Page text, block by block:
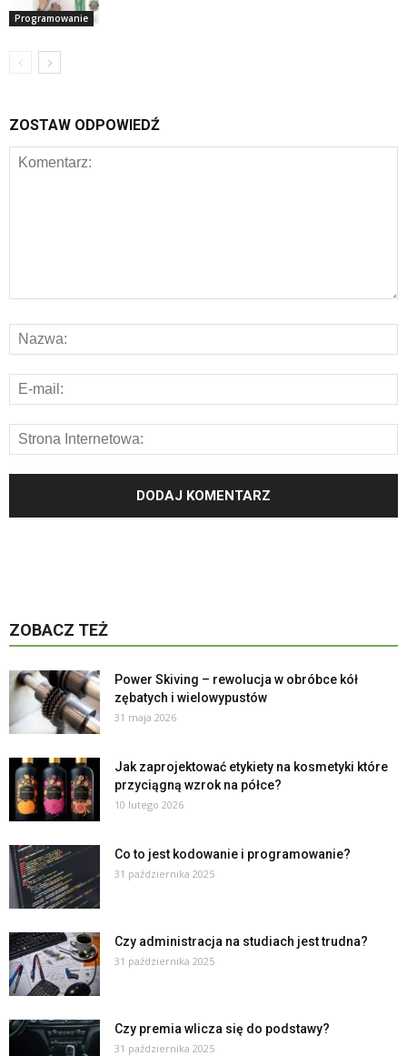
Programowanie
ZOSTAW ODPOWIEDŹ
ZOBACZ TEŻ
Power Skiving – rewolucja w obróbce kół
zębatych i wielowypustów
31 maja 2026
Jak zaprojektować etykiety na kosmetyki które
przyciągną wzrok na półce?
10 lutego 2026
Co to jest kodowanie i programowanie?
31 października 2025
Czy administracja na studiach jest trudna?
31 października 2025
Czy premia wlicza się do podstawy?
31 października 2025